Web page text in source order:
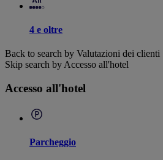
4 e oltre
Back to search by Valutazioni dei clienti
Skip search by Accesso all'hotel
Accesso all'hotel
Parcheggio